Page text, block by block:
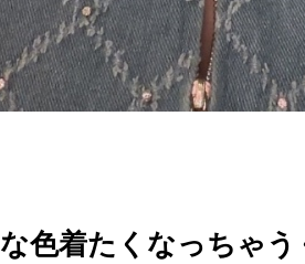
色着たくなっちゃ